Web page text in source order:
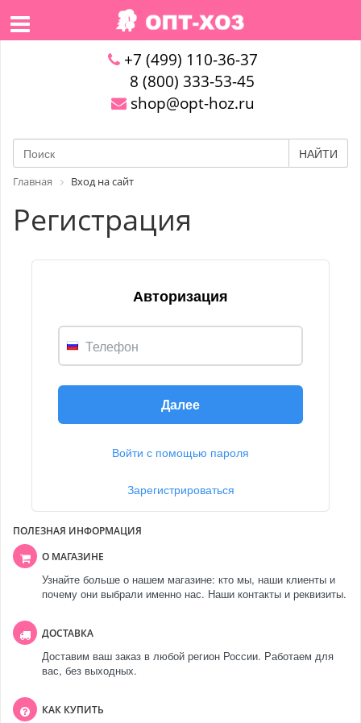
+7 (499) 110-36-37
8 (800) 333-53-45
shop@opt-hoz.ru
НАЙТИ
Главная Вход на сайт
Регистрация
Авторизация
Телефон
Далее
Войти с помощью пароля
Зарегистрироваться
ПОЛЕЗНАЯ ИНФОРМАЦИЯ
О МАГАЗИНЕ
Узнайте больше о нашем магазине: кто мы, наши клиенты и
почему они выбрали именно нас. Наши контакты и реквизиты.
ДОСТАВКА
Доставим ваш заказ в любой регион России. Работаем для
вас, без выходных.
КАК КУПИТЬ